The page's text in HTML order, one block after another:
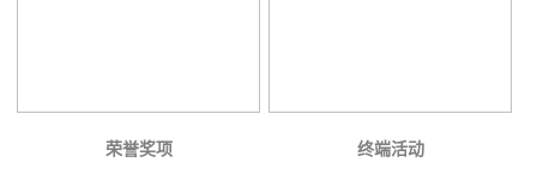
荣誉奖项 终端活动